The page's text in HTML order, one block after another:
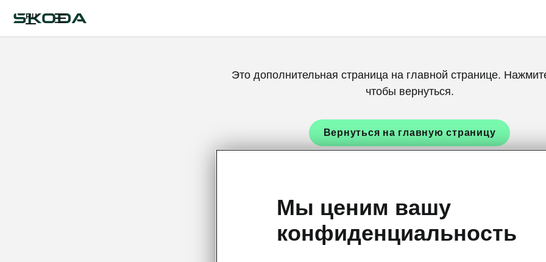
RU
Это дополнительная страница на главной странице.
чтобы вернуться.
Вернуться на главную страницу
Мы ценим вашу
конфиденциальность